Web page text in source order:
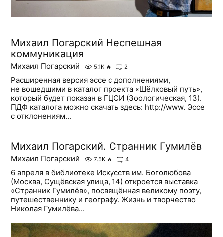
Михаил Погарский Неспешная
коммуникация
Михаил Погарский 5.1K 🔥 2
Расширенная версия эссе с дополнениями,
не вошедшими в каталог проекта «Шёлковый путь»,
который будет показан в ГЦСИ (Зоологическая, 13).
ПДФ каталога можно скачать здесь: http://www. Эссе
с отклонениям...
Михаил Погарский. Странник Гумилёв
Михаил Погарский 7.5K 🔥 4
6 апреля в библиотеке Искусств им. Боголюбова
(Москва, Сущёвская улица, 14) откроется выставка
«Странник Гумилёв», посвящённая великому поэту,
путешественнику и географу. Жизнь и творчество
Николая Гумилёва...